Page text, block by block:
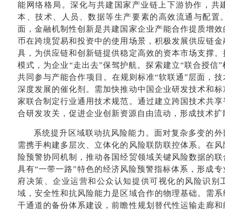
能网络格局。深化与共建国家产业链上下游协作，共
本、技术、人员、数据等生产要素的高效流通与配置
面，金融机制性创新是共建国家企业产能合作提质增
币在跨境贸易和投资中的使用场景，积极发展供应链
具，为供应链和创新链提供稳定高效的资本市场支撑
模式，为企业“走出去”保驾护航。探索建立“联合授信
共同参与产能合作项目。在规则标准“软联通”层面，
深度发展的催化剂。需加快推动中国企业研发技术和
家联合制定行业通用技术规范。通过建立跨国技术共
合研发攻关，促进企业创新资源自由流动，形成技术
系统提升区域联动抗风险能力。面对复杂多变的
需携手构建多层次、立体化的风险联防联控体系。在
险预警协同机制，推动各国经贸领域关键风险数据的
具有“一带一路”特色的经济风险预警指标体系，形成
府决策、企业运营和公众认知提供可视化的风险识别
域，安全性和抗风险能力是区域合作的物理基础。需
干通道的备份体系建设，前瞻性规划替代性运输走廊